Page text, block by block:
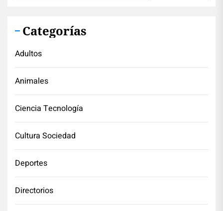
Categorías
Adultos
Animales
Ciencia Tecnología
Cultura Sociedad
Deportes
Directorios